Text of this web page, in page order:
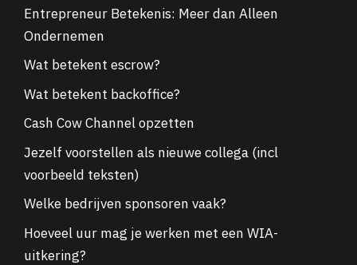
Entrepreneur Betekenis: Meer dan Alleen
Ondernemen
Wat betekent escrow?
Wat betekent backoffice?
Cash Cow Channel opzetten
Jezelf voorstellen als nieuwe collega (incl
voorbeeld teksten)
Welke bedrijven sponsoren vaak?
Hoeveel uur mag je werken met een WIA-
uitkering?